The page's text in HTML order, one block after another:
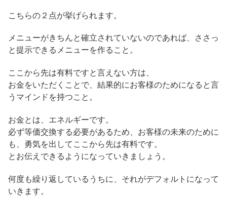
こちらの２点が挙げられます。
メニューがきちんと確立されていないのであれば、ささっ
と提示できるメニューを作ること。
ここから先は有料ですと言えない方は、
お金をいただくことで、結果的にお客様のためになると言
うマインドを持つこと。
お金とは、エネルギーです。
必ず等価交換する必要があるため、お客様の未来のために
も、勇気を出してここから先は有料です。
とお伝えできるようになっていきましょう。
何度も繰り返しているうちに、それがデフォルトになって
いきます。